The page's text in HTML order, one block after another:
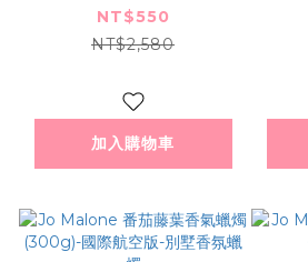
(35g)
NT$550
NT$2,580
加入購物車